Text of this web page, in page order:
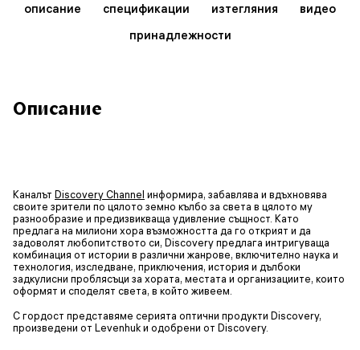
описание спецификации изтегляния
видео
принадлежности
Описание
Каналът Discovery Channel информира, забавлява и вдъхновява
своите зрители по цялото земно кълбо за света в цялото му
разнообразие и предизвикваща удивление същност. Като
предлага на милиони хора възможността да го открият и да
задоволят любопитството си, Discovery предлага интригуваща
комбинация от истории в различни жанрове, включително наука и
технология, изследване, приключения, история и дълбоки
задкулисни проблясъци за хората, местата и организациите, които
оформят и споделят света, в който живеем.
С гордост представяме серията оптични продукти Discovery,
произведени от Levenhuk и одобрени от Discovery.